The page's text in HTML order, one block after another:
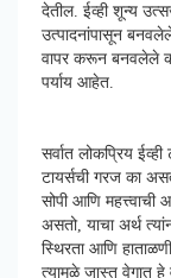
देतील. ईव्ही शून्य
उत्पादनांपासून
वापर करून बनवलेले
पर्याय आहेत.
सर्वात लोकप्रिय
टायर्सची गरज का
सोपी आणि महत्त्वाची
असतो, याचा अर्थ
स्थिरता आणि
त्यामुळे जास्त वेगात